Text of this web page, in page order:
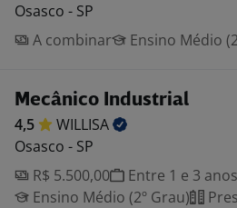
Osasco - SP
A combinar
Ensino Médio
Mecânico Industrial
4,5
WILLISA
Osasco - SP
R$ 5.500,00
Entre 1 e 3 anos
Ensino Médio (2º Grau)